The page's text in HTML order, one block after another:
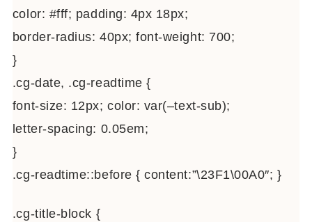
color: #fff; padding: 4px 18px;
border-radius: 40px; font-weight: 700;
}
.cg-date, .cg-readtime {
font-size: 12px; color: var(–text-sub);
letter-spacing: 0.05em;
}
.cg-readtime::before { content:”\23F1\00A0″; }
.cg-title-block {